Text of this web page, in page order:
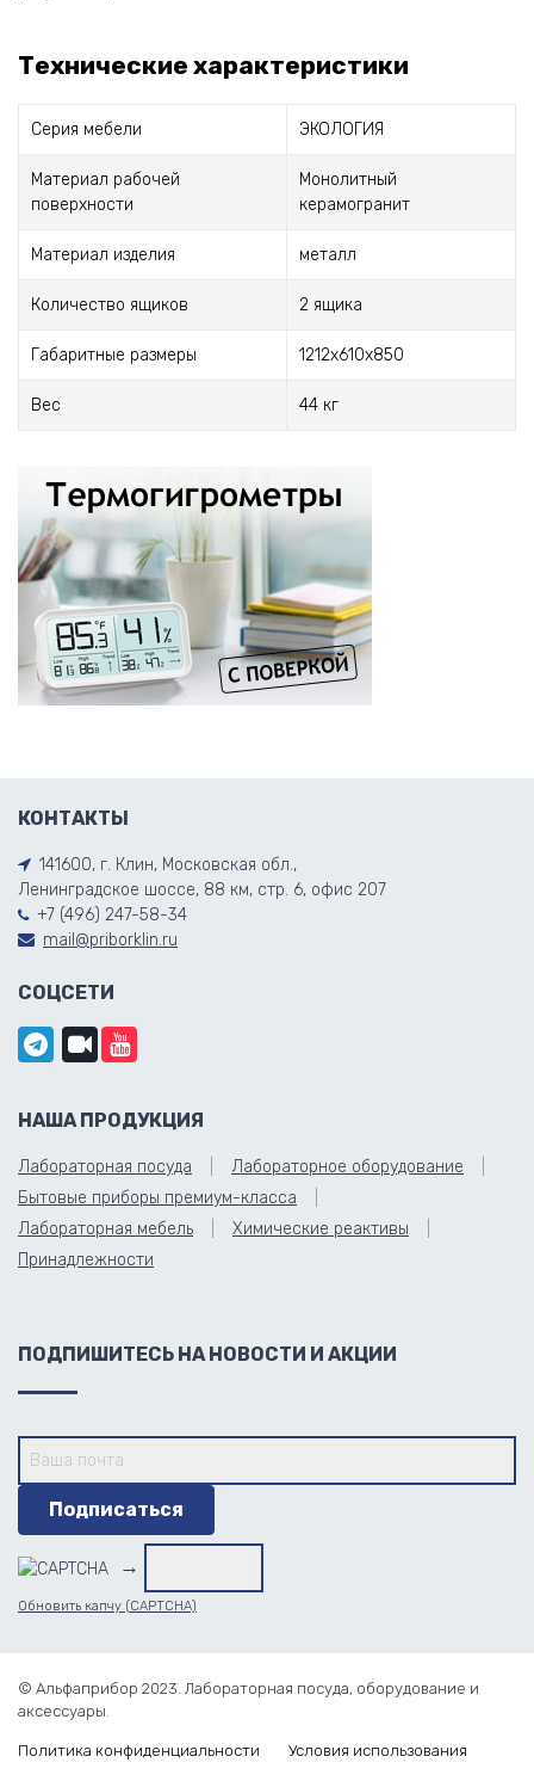
Технические характеристики
Серия мебели ЭКОЛОГИЯ
Материал рабочей
поверхности
Монолитный
керамогранит
Материал изделия металл
Количество ящиков 2 ящика
Габаритные размеры 1212х610х850
Вес 44 кг
КОНТАКТЫ
141600, г. Клин, Московская обл.,
Ленинградское шоссе, 88 км, стр. 6, офис 207
+7 (496) 247-58-34
mail@priborklin.ru
СОЦСЕТИ
НАША ПРОДУКЦИЯ
Лабораторная посуда
Лабораторное оборудование
Бытовые приборы премиум-класса
Лабораторная мебель
Химические реактивы
Принадлежности
ПОДПИШИТЕСЬ НА НОВОСТИ И АКЦИИ
→
Обновить капчу (CAPTCHA)
© Альфаприбор 2023. Лабораторная посуда, оборудование и
аксессуары.
Политика конфиденциальности Условия использования